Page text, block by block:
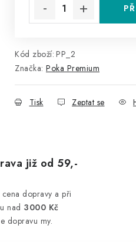
Kód zboží: PP_2
Značka: Poka Premium
Tisk Zeptat se
již od 59,-
dopravy a při
nad 3000 Kč
dopravu my.